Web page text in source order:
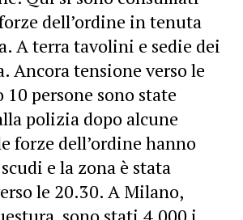
dell’ordine in tenuta
A terra tavolini e sedie dei
Ancora tensione verso le
persone sono state
polizia dopo alcune
forze dell’ordine hanno
e la zona è stata
le 20.30. A Milano,